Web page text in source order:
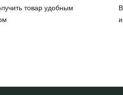
товар удобным